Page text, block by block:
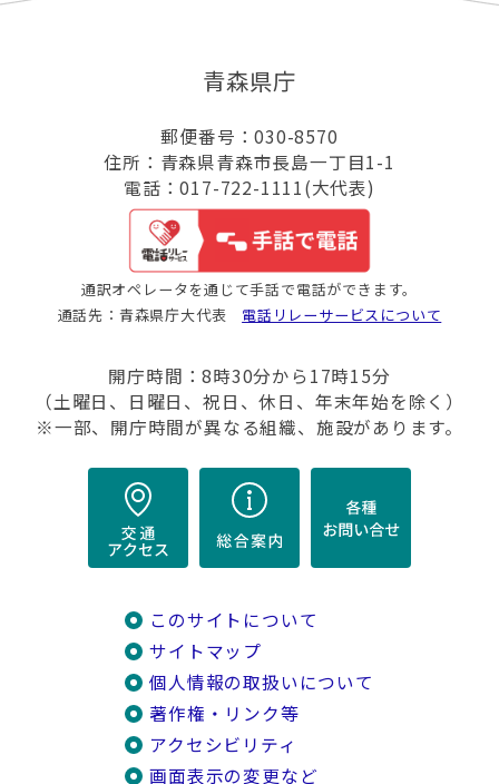
青森県庁
郵便番号：030-8570
住所：青森県青森市長島一丁目1-1
電話：017-722-1111(大代表)
通訳オペレータを通じて手話で電話ができます。
通話先：青森県庁大代表 電話リレーサービスについて
開庁時間：8時30分から17時15分
（土曜日、日曜日、祝日、休日、年末年始を除く）
※一部、開庁時間が異なる組織、施設があります。
このサイトについて
サイトマップ
個人情報の取扱いについて
著作権・リンク等
アクセシビリティ
画面表示の変更など